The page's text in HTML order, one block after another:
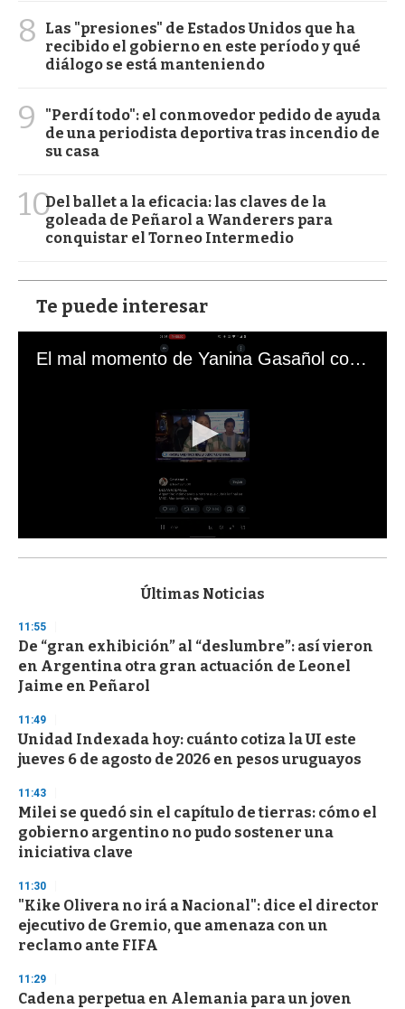
8
Las "presiones" de Estados Unidos que ha
recibido el gobierno en este período y qué
diálogo se está manteniendo
9
"Perdí todo": el conmovedor pedido de ayuda
de una periodista deportiva tras incendio de
su casa
10Del ballet a la eficacia: las claves de la
goleada de Peñarol a Wanderers para
conquistar el Torneo Intermedio
Te puede interesar
El mal momento de Yanina Gasañol con un hincha argentino en "Subrayado"
s
d
s
o
f
3
s
e
c
o
d
s
Últimas Noticias
11:55
De “gran exhibición” al “deslumbre”: así vieron
en Argentina otra gran actuación de Leonel
Jaime en Peñarol
11:49
Unidad Indexada hoy: cuánto cotiza la UI este
jueves 6 de agosto de 2026 en pesos uruguayos
11:43
Milei se quedó sin el capítulo de tierras: cómo el
gobierno argentino no pudo sostener una
iniciativa clave
11:30
"Kike Olivera no irá a Nacional": dice el director
ejecutivo de Gremio, que amenaza con un
reclamo ante FIFA
11:29
Cadena perpetua en Alemania para un joven